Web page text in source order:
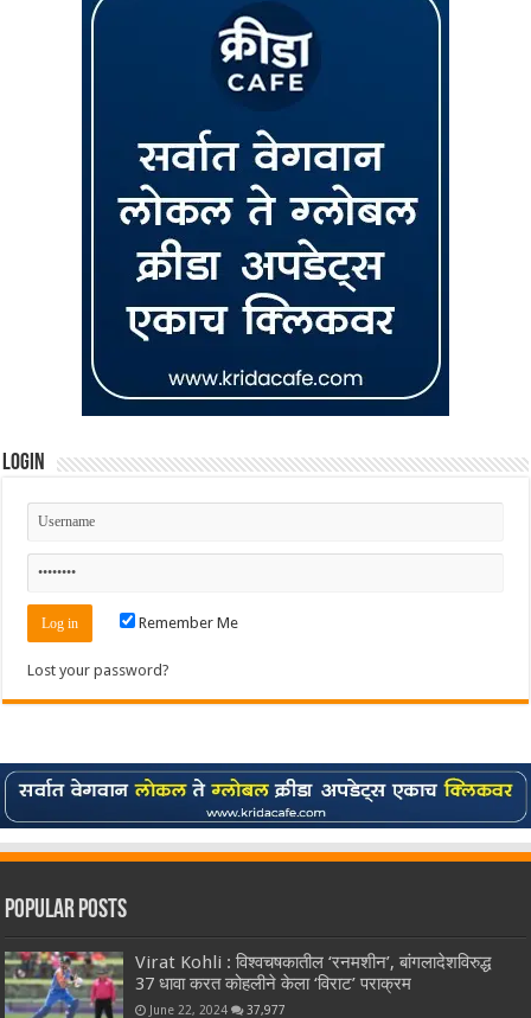
Login
Remember Me
Lost your password?
Popular Posts
Virat Kohli : विश्वचषकातील ‘रनमशीन’, बांगलादेशविरुद्ध
37 धावा करत कोहलीने केला ‘विराट’ पराक्रम
June 22, 2024 37,977